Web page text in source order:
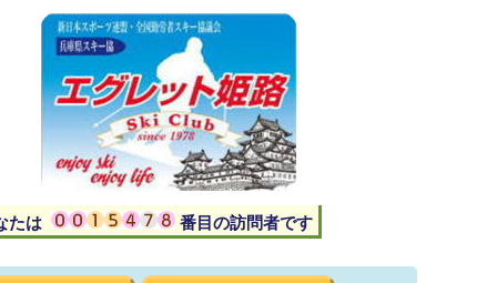
なたは 番目の訪問者です